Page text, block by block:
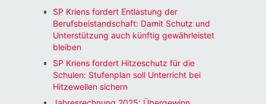
SP Kriens fordert Entlastung der
Berufsbeistandschaft: Damit Schutz und
Unterstützung auch künftig gewährleistet
bleiben
SP Kriens fordert Hitzeschutz für die
Schulen: Stufenplan soll Unterricht bei
Hitzewellen sichern